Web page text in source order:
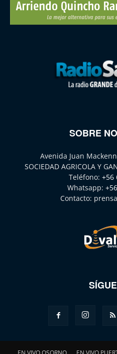
SOBRE
Avenida Juan
SOCIEDAD AGRICOLA Y
Teléfono: +56
Whatsapp:
Contacto: